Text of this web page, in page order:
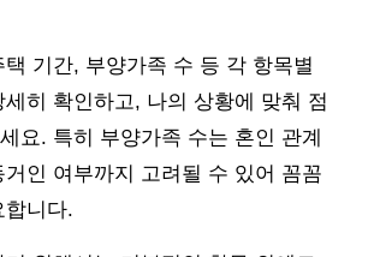
기간, 부양가족 수 등 각 항목별
히 확인하고, 나의 상황에 맞춰 점
요. 특히 부양가족 수는 혼인 관계
인 여부까지 고려될 수 있어 꼼꼼
합니다.